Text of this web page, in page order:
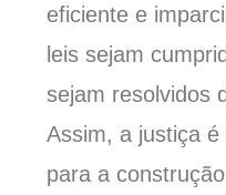
eficiente e
leis sejam
sejam resolvidos
Assim, a justiça é
para a